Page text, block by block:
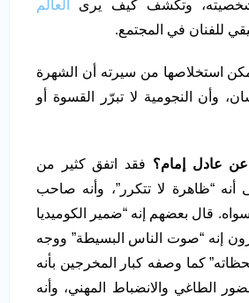
شخصيته، وتكشف كيف يرى
العالم
للفنان في المجتمع.
استخلاصها من سيرته أن الشهرة
وأن النجومية لا تبرّر القسوة أو
عن عادل إمام؟ فقد اتفق كثير من
أنه “ظاهرة لا تتكرر”، وأنه صاحب
قال بعضهم إنه “ضمير الكوميديا
إنه “صوت الناس البسيطة” ووجه
كما وصفه كبار المخرجين بأنه
الطاغي والانضباط المهني، وأنه